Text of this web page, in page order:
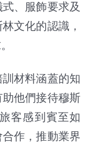
、服飾要求及
文化的認識，
材料涵蓋的知
他們接待穆斯
客感到賓至如
作，推動業界